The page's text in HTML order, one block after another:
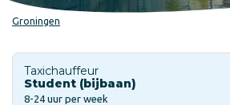
Groningen
Taxichauffeur
Student (bijbaan)
8-24 uur per week